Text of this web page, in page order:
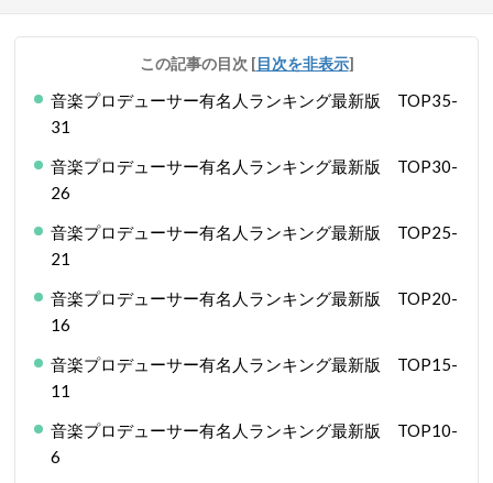
この記事の目次 [目次を非表示]
音楽プロデューサー有名人ランキング最新版 TOP35-
31
音楽プロデューサー有名人ランキング最新版 TOP30-
26
音楽プロデューサー有名人ランキング最新版 TOP25-
21
音楽プロデューサー有名人ランキング最新版 TOP20-
16
音楽プロデューサー有名人ランキング最新版 TOP15-
11
音楽プロデューサー有名人ランキング最新版 TOP10-
6